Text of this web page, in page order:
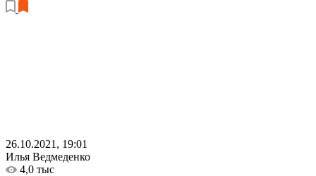
26.10.2021, 19:01
Илья Ведмеденко
4,0 тыс